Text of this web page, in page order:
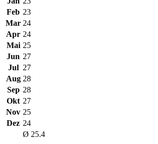
Feb 23
Mar 24
Apr 24
Mai 25
Jun 27
Jul 27
Aug 28
Sep 28
Okt 27
Nov 25
Dez 24
Ø 25.4